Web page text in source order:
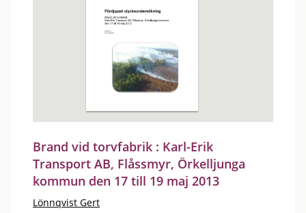
Brand vid torvfabrik : Karl-Erik
Transport AB, Flåssmyr, Örkelljunga
kommun den 17 till 19 maj 2013
Lönnqvist Gert